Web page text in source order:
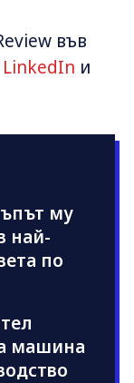
във
LinkedIn и
му
най-
по
машина